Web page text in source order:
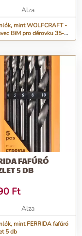
Alza
mint WOLFCRAFT -
BiM pro děrovku 35-
sada 6ks
FAFÚRÓ
5 DB
Ft
Alza
mint FERRIDA fafúró
5 db